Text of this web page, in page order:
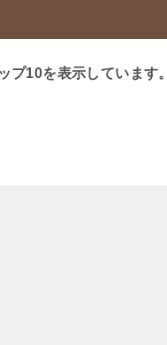
10を表示しています。